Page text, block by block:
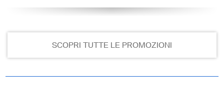
SCOPRI TUTTE LE PROMOZIONI